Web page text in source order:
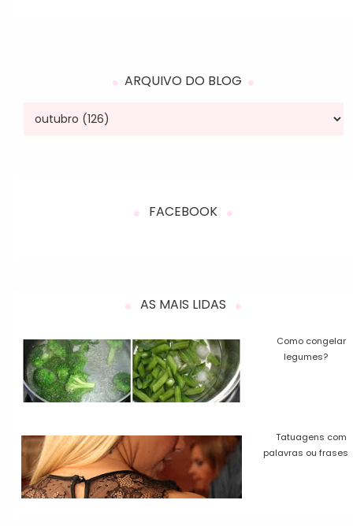
ARQUIVO DO BLOG
FACEBOOK
AS MAIS LIDAS
Como congelar
legumes?
Tatuagens com
palavras ou frases